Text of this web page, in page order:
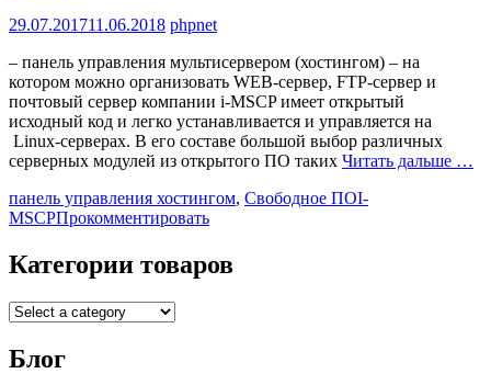
29.07.201711.06.2018 phpnet
– панель управления мультисервером (хостингом) – на
котором можно организовать WEB-сервер, FTP-сервер и
почтовый сервер компании i-MSCP имеет открытый
исходный код и легко устанавливается и управляется на
Linux-серверах. В его составе большой выбор различных
серверных модулей из открытого ПО таких Читать дальше …
панель управления хостингом, Свободное ПОI-
MSCPПрокомментировать
Категории товаров
Блог